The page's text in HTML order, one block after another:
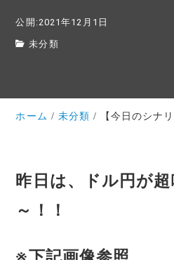
公開:2021年12月1日
未分類
ホーム 未分類 【今日のシナリオ】赤壁
昨日は、ドル円が
～！！